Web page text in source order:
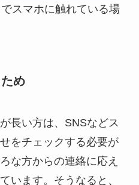
スマホに触れている場
め
長い方は、SNSなどス
をチェックする必要が
な方からの連絡に応え
います。そうなると、